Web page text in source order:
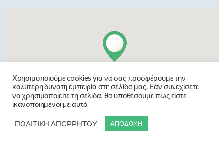
Copyright 2026 TERZAKIS | All Rights Reserved
Χρησιμοποιούμε cookies για να σας προσφέρουμε την
καλύτερη δυνατή εμπειρία στη σελίδα μας. Εάν συνεχίσετε
να χρησιμοποιείτε τη σελίδα, θα υποθέσουμε πως είστε
ικανοποιημένοι με αυτό.
ΠΟΛΙΤΙΚΗ ΑΠΟΡΡΗΤΟΥ ΑΠΟΔΟΧΗ